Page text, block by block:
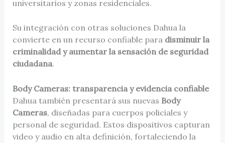
universitarios y zonas residenciales.
Su integración con otras soluciones Dahua la
convierte en un recurso confiable para disminuir la
criminalidad y aumentar la sensación de seguridad
ciudadana.
Body Cameras: transparencia y evidencia confiable
Dahua también presentará sus nuevas Body
Cameras, diseñadas para cuerpos policiales y
personal de seguridad. Estos dispositivos capturan
video y audio en alta definición, fortaleciendo la